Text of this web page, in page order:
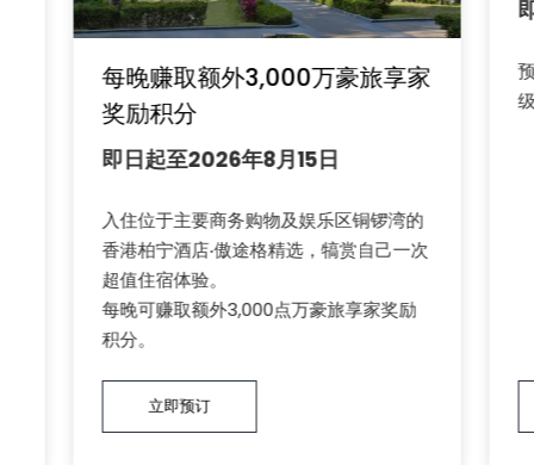
每晚赚取额外3,000万豪旅享家
奖励积分
即日起至2026年8月15日
入住位于主要商务购物及娱乐区铜锣湾的
香港柏宁酒店‧傲途格精选，犒赏自己一次
超值住宿体验。
每晚可赚取额外3,000点万豪旅享家奖励
积分。
立即预订